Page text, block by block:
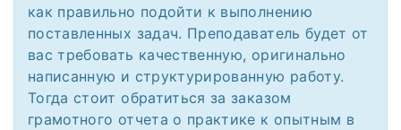
как правильно подойти к выполнению
поставленных задач. Преподаватель будет от
вас требовать качественную, оригинально
написанную и структурированную работу.
Тогда стоит обратиться за заказом
грамотного отчета о практике к опытным в